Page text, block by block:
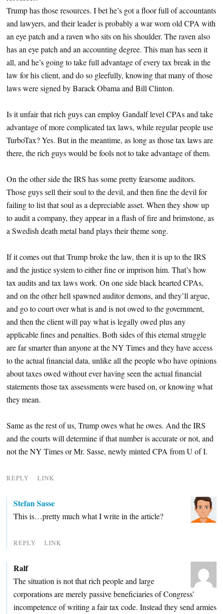
Trump has those resources. I bet he’s got a floor full of accountants
and lawyers, and their leader is probably a war worn old CPA with
an eye patch and a raven who sits on his shoulder. The raven also
has an eye patch and an accounting degree. This man has seen it
all, and he’s going to take full advantage of every tax break in the
law for his client, and do so gleefully, knowing that many of those
laws were signed by Barack Obama and Bill Clinton.
Is it unfair that rich guys can employ Gandalf level CPAs and take
advantage of more complicated tax laws, while regular people use
TurboTax? Yes. But in the meantime, as long as those tax laws are
there, the rich guys would be fools not to take advantage of them.
On the other side the IRS has some pretty fearsome auditors.
Those guys sell their soul to the devil, and then fine the devil for
failing to list that soul as a depreciable asset. When they show up
to audit a company, they appear in a flash of fire and brimstone, as
a Swedish death metal band plays their theme song.
If it comes out that Trump broke the law, then it is up to the IRS
and the justice system to either fine or imprison him. That’s how
tax audits and tax laws work. On one side black hearted CPAs,
and on the other hell spawned auditor demons, and they’ll argue,
and go to court over what is and is not owed to the government,
and then the client will pay what is legally owed plus any
applicable fines and penalties. Both sides of this eternal struggle
are far smarter than anyone at the NY Times and they have access
to the actual financial data, unlike all the people who have opinions
about taxes owed without ever having seen the actual financial
statements those tax assessments were based on, or knowing what
they mean.
Same as the rest of us, Trump owes what he owes. And the IRS
and the courts will determine if that number is accurate or not, and
not the NY Times or Mr. Sasse, newly minted CPA from U of I.
REPLY LINK
Stefan Sasse
This is…pretty much what I write in the article?
REPLY LINK
Ralf
The situation is not that rich people and large
corporations are merely passive beneficiaries of Congress’
incompetence of writing a fair tax code. Instead they send armies